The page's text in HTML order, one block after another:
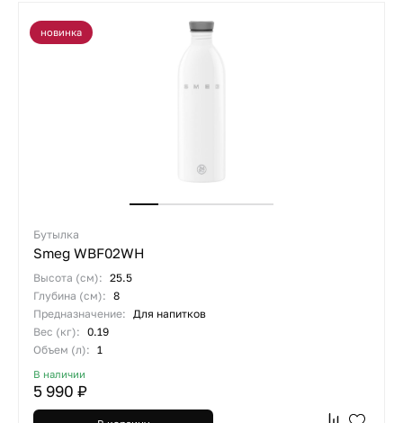
новинка
Бутылка
Smeg WBF02WH
Высота (см): 25.5
Глубина (см): 8
Предназначение: Для напитков
Вес (кг): 0.19
Объем (л): 1
В наличии
5 990 ₽